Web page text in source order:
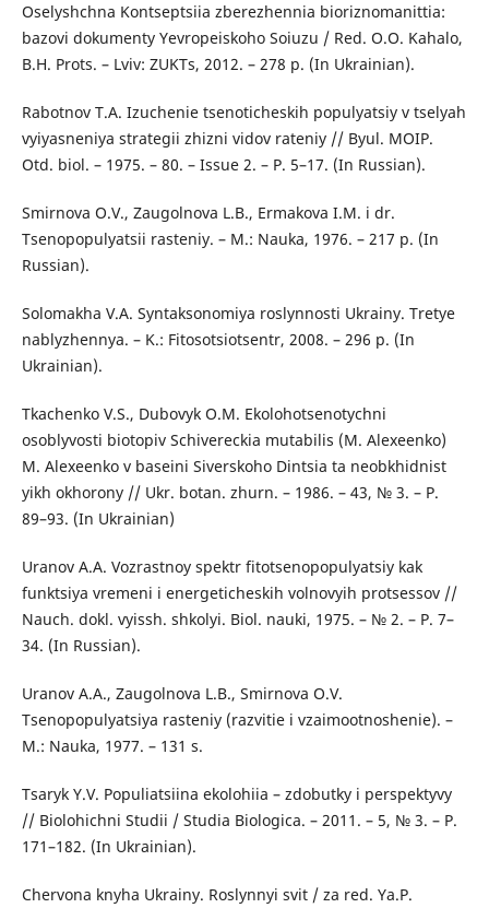
Oselyshchna Kontseptsiia zberezhennia bioriznomanittia:
bazovi dokumenty Yevropeiskoho Soiuzu / Red. O.O. Kahalo,
B.H. Prots. – Lviv: ZUKTs, 2012. – 278 p. (In Ukrainian).
Rabotnov T.A. Izuchenie tsenoticheskih populyatsiy v tselyah
vyiyasneniya strategii zhizni vidov rateniy // Byul. MOIP.
Otd. biol. – 1975. – 80. – Issue 2. – P. 5–17. (In Russian).
Smirnova O.V., Zaugolnova L.B., Ermakova I.M. i dr.
Tsenopopulyatsii rasteniy. – M.: Nauka, 1976. – 217 p. (In
Russian).
Solomakha V.A. Syntaksonomiya roslynnosti Ukrainy. Tretye
nablyzhennya. – K.: Fitosotsiotsentr, 2008. – 296 p. (In
Ukrainian).
Tkachenko V.S., Dubovyk O.M. Ekolohotsenotychni
osoblyvosti biotopiv Schivereckia mutabilis (M. Alexeenko)
M. Alexeenko v baseini Siverskoho Dintsia ta neobkhidnist
yikh okhorony // Ukr. botan. zhurn. – 1986. – 43, № 3. – P.
89–93. (In Ukrainian)
Uranov A.A. Vozrastnoy spektr fitotsenopopulyatsiy kak
funktsiya vremeni i energeticheskih volnovyih protsessov //
Nauch. dokl. vyissh. shkolyi. Biol. nauki, 1975. – № 2. – P. 7–
34. (In Russian).
Uranov A.A., Zaugolnova L.B., Smirnova O.V.
Tsenopopulyatsiya rasteniy (razvitie i vzaimootnoshenie). –
M.: Nauka, 1977. – 131 s.
Tsaryk Y.V. Populiatsiina ekolohiia – zdobutky i perspektyvy
// Biolohichni Studii / Studia Biologica. – 2011. – 5, № 3. – P.
171–182. (In Ukrainian).
Chervona knyha Ukrainy. Roslynnyi svit / za red. Ya.P.